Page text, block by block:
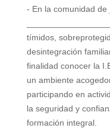
- En la comunidad
tímidos,
desintegración
finalidad conocer la
un ambiente
participando en
la seguridad y
formación integral.